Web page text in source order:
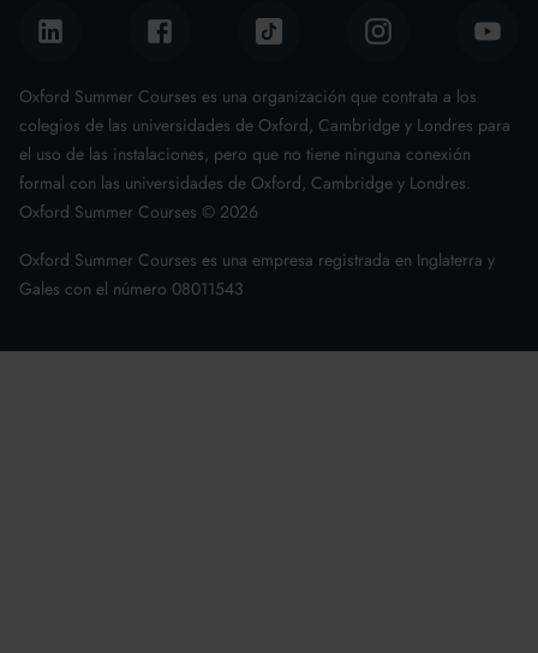
Oxford Summer Courses es una organización que contrata a los
colegios de las universidades de Oxford, Cambridge y Londres para
el uso de las instalaciones, pero que no tiene ninguna conexión
formal con las universidades de Oxford, Cambridge y Londres.
Oxford Summer Courses © 2026
Oxford Summer Courses es una empresa registrada en Inglaterra y
Gales con el número 08011543